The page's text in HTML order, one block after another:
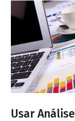
Usar